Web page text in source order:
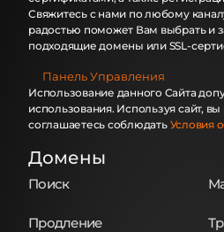
Свяжитесь с нами по любому
радостью поможет Вам выбрать и
подходящие домены или SSL-
Панель Управления
Использование данного Сайта
использования. Используя сайт,
соглашаетесь соблюдать Условия
Домены
Поиск
Продление